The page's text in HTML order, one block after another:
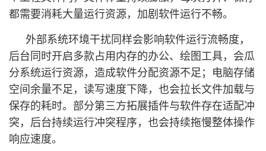
都需要消耗大量运行资源，加剧软件运行不畅。
外部系统环境干扰同样会影响软件运行流畅度，
后台同时开启多款占用内存的办公、绘图工具，会瓜
分系统运行资源，造成软件分配资源不足；电脑存储
空间余量不足，读写速度下降，也会拉长文件加载与
保存的耗时。部分第三方拓展插件与软件存在适配冲
突，后台持续运行冲突程序，也会持续拖慢整体操作
响应速度。